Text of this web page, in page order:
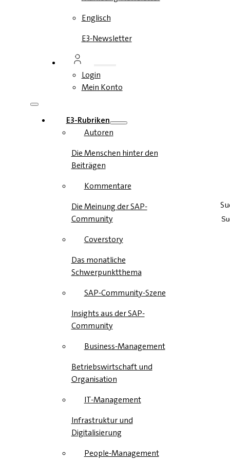
Englisch
E3-Newsletter
Login
Mein Konto
E3-Rubriken
Autoren
Die Menschen hinter den
Beiträgen
Kommentare
Die Meinung der SAP-
Community
Coverstory
Das monatliche
Schwerpunktthema
SAP-Community-Szene
Insights aus der SAP-
Community
Business-Management
Betriebswirtschaft und
Organisation
IT-Management
Infrastruktur und
Digitalisierung
People-Management